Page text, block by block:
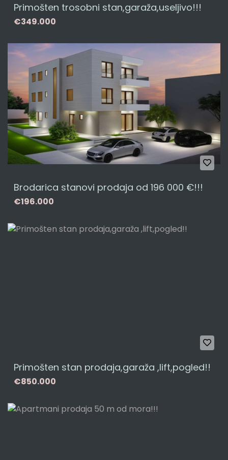
Primošten trosobni stan,garaža,useljivo!!!
€349.000
Brodarica stanovi prodaja od 196 000 €!!!
€196.000
Primošten stan prodaja,garaža ,lift,pogled!!
€850.000